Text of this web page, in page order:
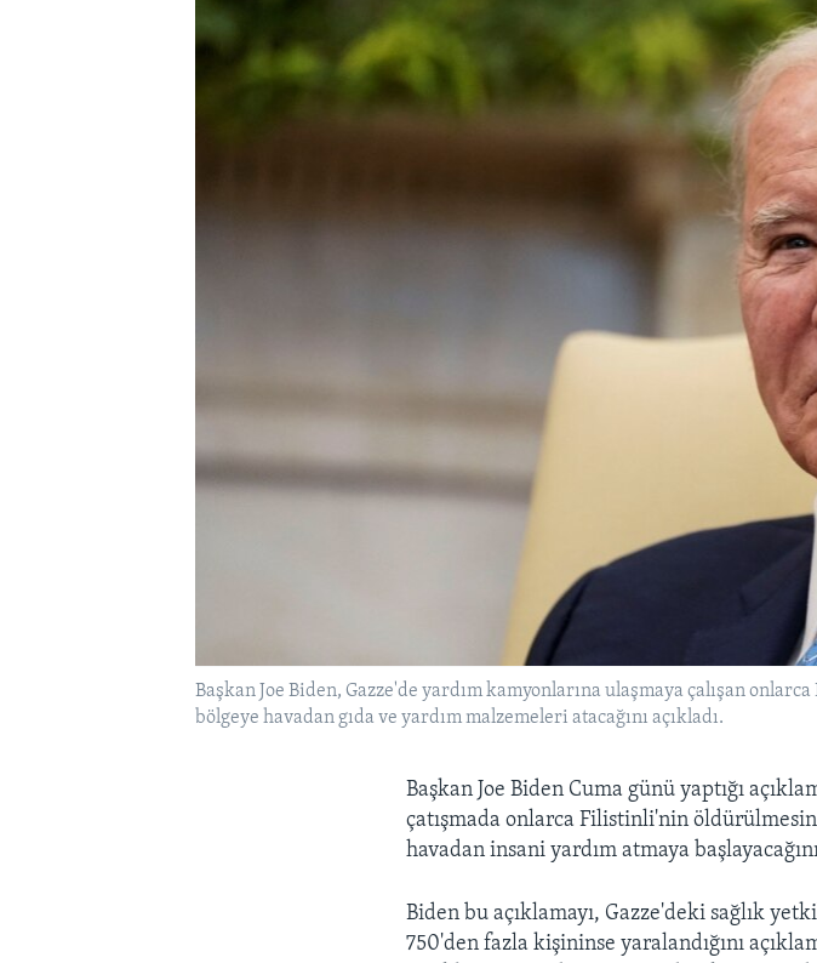
Başkan Joe Biden, Gazze'de yardım kamyonlarına ulaşmaya çalışan
bölgeye havadan gıda ve yardım malzemeleri atacağını açıkladı.
Başkan Joe Biden Cuma günü yaptığı
çatışmada onlarca Filistinli'nin
havadan insani yardım atmaya
Biden bu açıklamayı, Gazze'deki sağlık
750'den fazla kişininse yaralandığını